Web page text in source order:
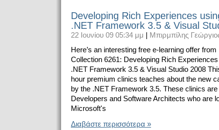
Developing Rich Experiences
.NET Framework 3.5 & Visual
22 Ιουνίου 09 05:34 μμ
Μπιρμπίλης
Here’s an interesting free e-learning offer
Collection 6261: Developing Rich
.NET Framework 3.5 & Visual Studio 2008
hour premium clinics teaches about the new
by the .NET Framework 3.5. These clinics
Developers and Software Architects who are
Microsoft's
Διαβάστε περισσότερα »